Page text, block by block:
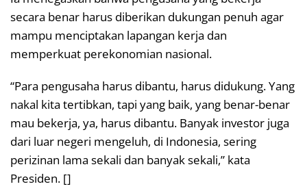
secara benar harus diberikan dukungan penuh agar
mampu menciptakan lapangan kerja dan
memperkuat perekonomian nasional.
“Para pengusaha harus dibantu, harus didukung. Yang
nakal kita tertibkan, tapi yang baik, yang benar-benar
mau bekerja, ya, harus dibantu. Banyak investor juga
dari luar negeri mengeluh, di Indonesia, sering
perizinan lama sekali dan banyak sekali,” kata
Presiden. []